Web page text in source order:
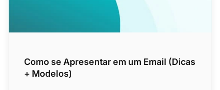
Como se Apresentar em um Email (Dicas
+ Modelos)